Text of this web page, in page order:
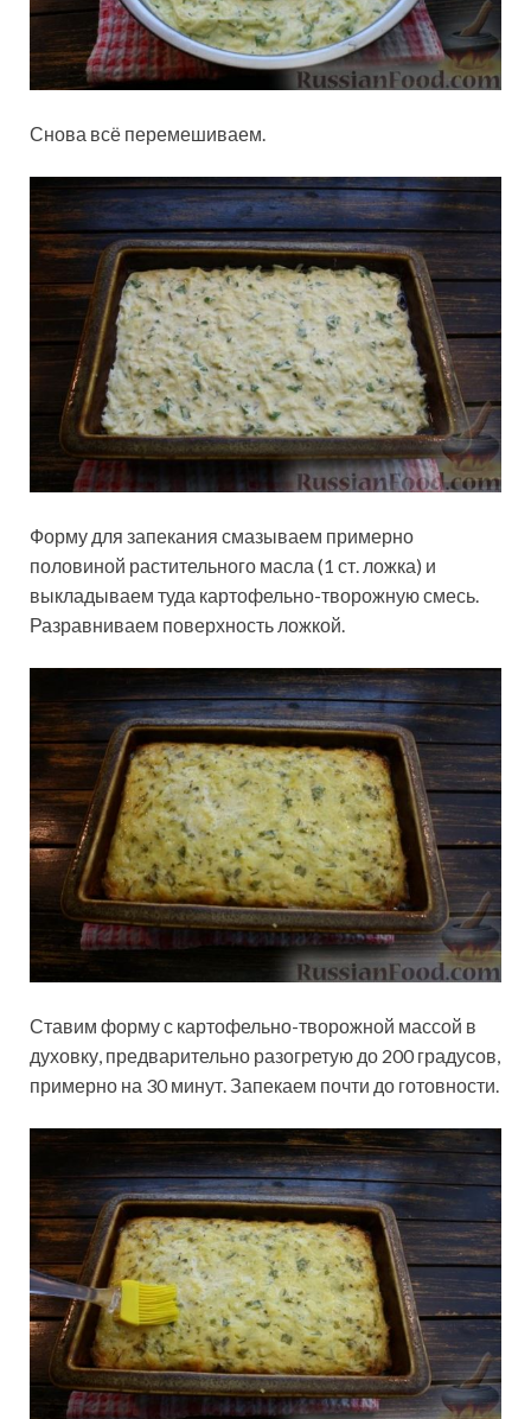
Снова всё перемешиваем.
Форму для запекания смазываем примерно
половиной растительного масла (1 ст. ложка) и
выкладываем туда картофельно-творожную смесь.
Разравниваем поверхность ложкой.
Ставим форму с картофельно-творожной массой в
духовку, предварительно разогретую до 200 градусов,
примерно на 30 минут. Запекаем почти до готовности.